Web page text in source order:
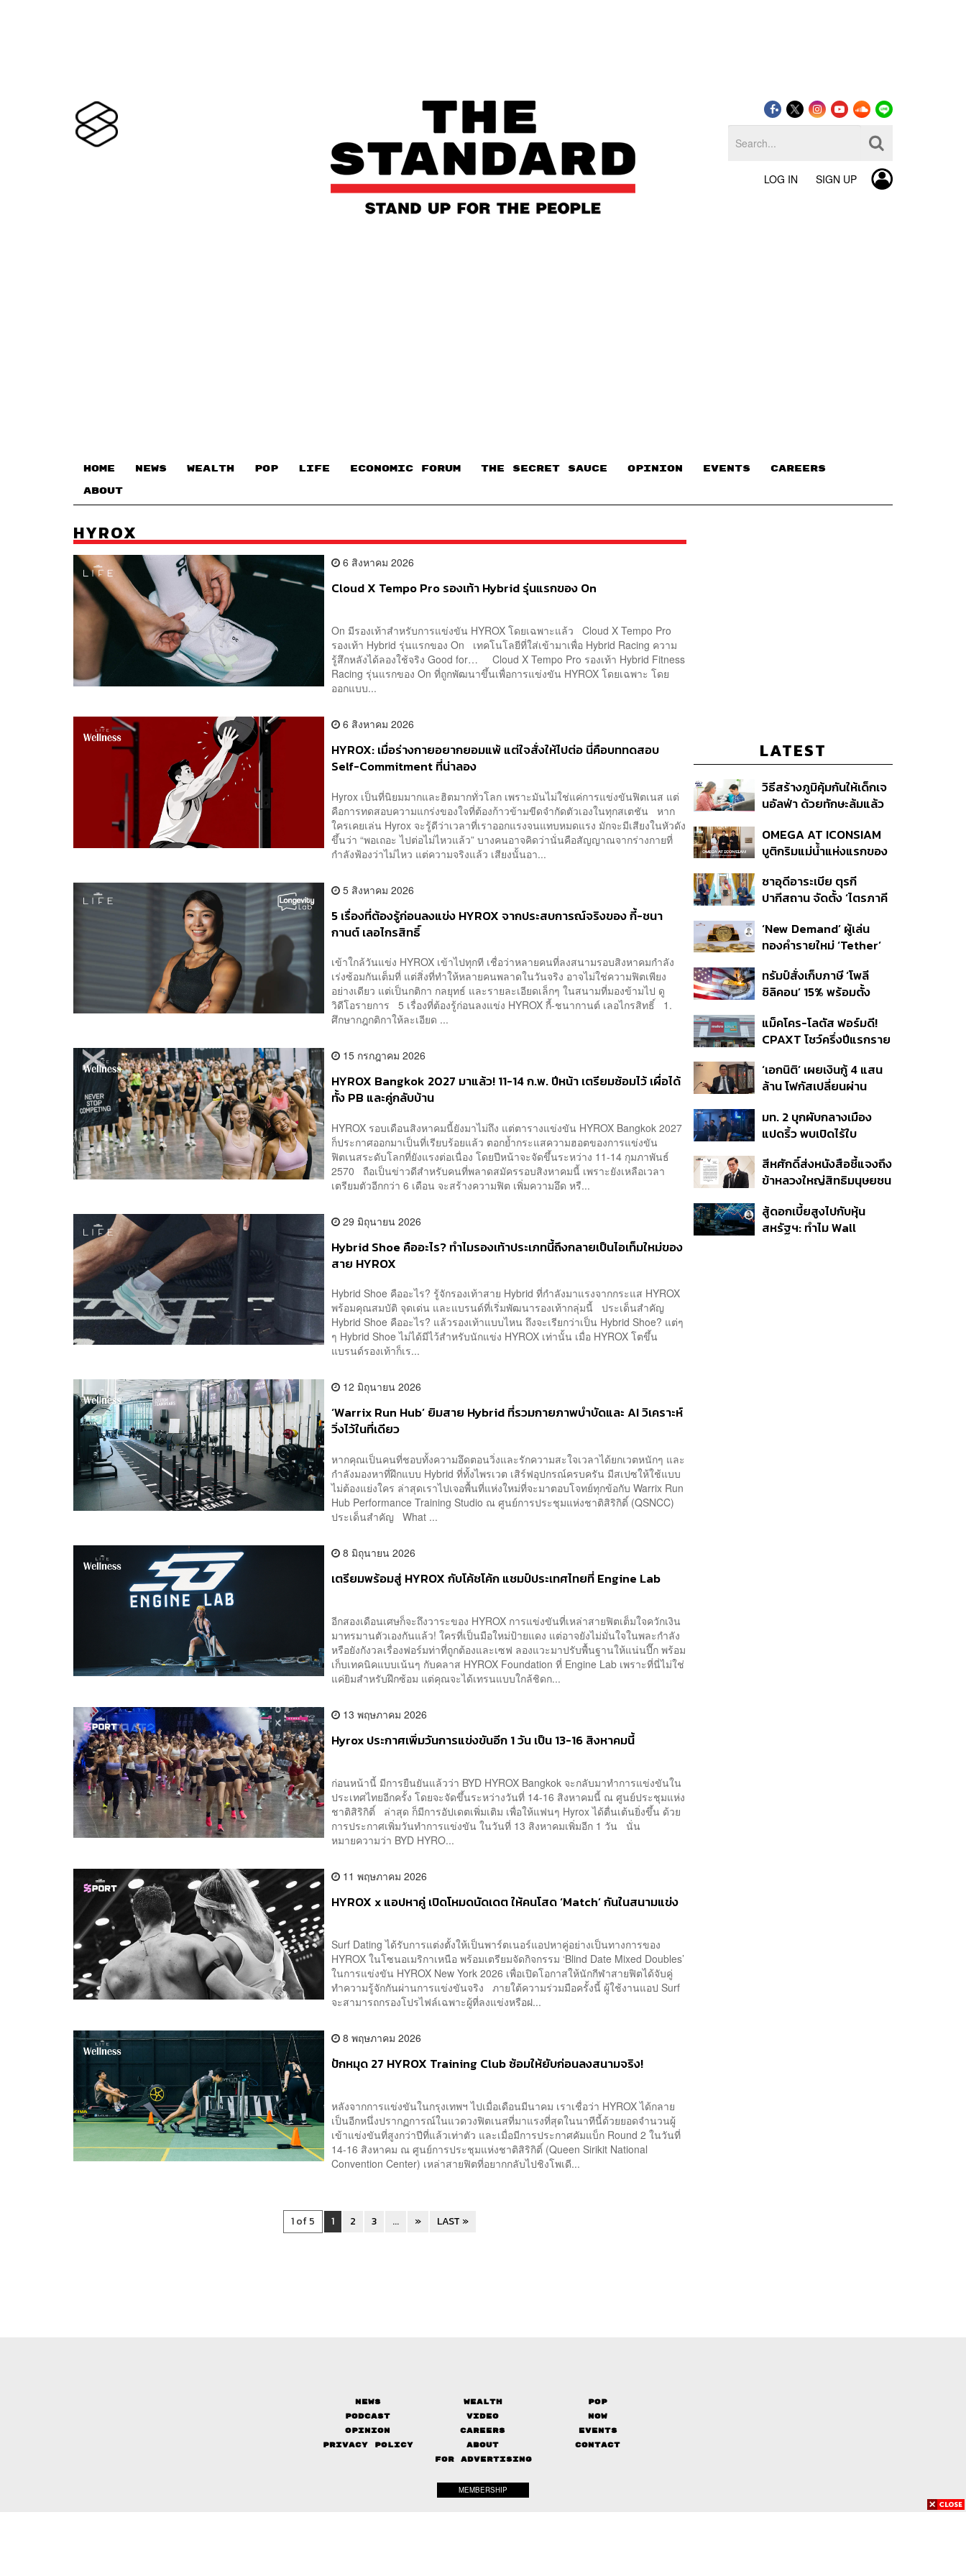
LOG IN SIGN UP
HOME NEWS WEALTH POP LIFE ECONOMIC FORUM THE SECRET SAUCE​ OPINION EVENTS CAREERS
ABOUT
HYROX
6 สิงหาคม 2026
Cloud X Tempo Pro รองเท้า Hybrid รุ่นแรกของ On
On มีรองเท้าสำหรับการแข่งขัน HYROX โดยเฉพาะแล้ว Cloud X Tempo Pro
รองเท้า Hybrid รุ่นแรกของ On เทคโนโลยีที่ใส่เข้ามาเพื่อ Hybrid Racing ความ
รู้สึกหลังได้ลองใช้จริง Good for… Cloud X Tempo Pro รองเท้า Hybrid Fitness
Racing รุ่นแรกของ On ที่ถูกพัฒนาขึ้นเพื่อการแข่งขัน HYROX โดยเฉพาะ โดย
ออกแบบ...
6 สิงหาคม 2026
HYROX: เมื่อร่างกายอยากยอมแพ้ แต่ใจสั่งให้ไปต่อ นี่คือบททดสอบ
Self-Commitment ที่น่าลอง
Hyrox เป็นที่นิยมมากและฮิตมากทั่วโลก เพราะมันไม่ใช่แค่การแข่งขันฟิตเนส แต่
คือการทดสอบความแกร่งของใจที่ต้องก้าวข้ามขีดจำกัดตัวเองในทุกสเตชัน หาก
ใครเคยเล่น Hyrox จะรู้ดีว่าเวลาที่เราออกแรงจนแทบหมดแรง มักจะมีเสียงในหัวดัง
ขึ้นว่า “พอเถอะ ไปต่อไม่ไหวแล้ว” บางคนอาจคิดว่านั่นคือสัญญาณจากร่างกายที่
กำลังฟ้องว่าไม่ไหว แต่ความจริงแล้ว เสียงนั้นอา...
5 สิงหาคม 2026
5 เรื่องที่ต้องรู้ก่อนลงแข่ง HYROX จากประสบการณ์จริงของ กี้-ชนา
กานต์ เลอไกรสิทธิ์
เข้าใกล้วันแข่ง HYROX เข้าไปทุกที เชื่อว่าหลายคนที่ลงสนามรอบสิงหาคมกำลัง
เร่งซ้อมกันเต็มที่ แต่สิ่งที่ทำให้หลายคนพลาดในวันจริง อาจไม่ใช่ความฟิตเพียง
อย่างเดียว แต่เป็นกติกา กลยุทธ์ และรายละเอียดเล็กๆ ในสนามที่มองข้ามไป ดู
วิดีโอรายการ 5 เรื่องที่ต้องรู้ก่อนลงแข่ง HYROX กี้-ชนากานต์ เลอไกรสิทธิ์ 1.
ศึกษากฎกติกาให้ละเอียด ...
15 กรกฎาคม 2026
HYROX Bangkok 2027 มาแล้ว! 11-14 ก.พ. ปีหน้า เตรียมซ้อมไว้ เผื่อได้
ทั้ง PB และคู่กลับบ้าน
HYROX รอบเดือนสิงหาคมนี้ยังมาไม่ถึง แต่ตารางแข่งขัน HYROX Bangkok 2027
ก็ประกาศออกมาเป็นที่เรียบร้อยแล้ว ตอกย้ำกระแสความฮอตของการแข่งขัน
ฟิตเนสระดับโลกที่ยังแรงต่อเนื่อง โดยปีหน้าจะจัดขึ้นระหว่าง 11-14 กุมภาพันธ์
2570 ถือเป็นข่าวดีสำหรับคนที่พลาดสมัครรอบสิงหาคมนี้ เพราะยังเหลือเวลา
เตรียมตัวอีกกว่า 6 เดือน จะสร้างความฟิต เพิ่มความอึด หรื...
29 มิถุนายน 2026
Hybrid Shoe คืออะไร? ทำไมรองเท้าประเภทนี้ถึงกลายเป็นไอเท็มใหม่ของ
สาย HYROX
Hybrid Shoe คืออะไร? รู้จักรองเท้าสาย Hybrid ที่กำลังมาแรงจากกระแส HYROX
พร้อมคุณสมบัติ จุดเด่น และแบรนด์ที่เริ่มพัฒนารองเท้ากลุ่มนี้ ประเด็นสำคัญ
Hybrid Shoe คืออะไร? แล้วรองเท้าแบบไหน ถึงจะเรียกว่าเป็น Hybrid Shoe? แต่ๆ
ๆ Hybrid Shoe ไม่ได้มีไว้สำหรับนักแข่ง HYROX เท่านั้น เมื่อ HYROX โตขึ้น
แบรนด์รองเท้าก็เร...
12 มิถุนายน 2026
‘Warrix Run Hub’ ยิมสาย Hybrid ที่รวมกายภาพบำบัดและ AI วิเคราะห์
วิ่งไว้ในที่เดียว
หากคุณเป็นคนที่ชอบทั้งความอึดตอนวิ่งและรักความสะใจเวลาได้ยกเวตหนักๆ และ
กำลังมองหาที่ฝึกแบบ Hybrid ที่ทั้งไพรเวต เสิร์ฟอุปกรณ์ครบครัน มีสเปซให้ใช้แบบ
ไม่ต้องแย่งใคร ล่าสุดเราไปเจอพื้นที่แห่งใหม่ที่จะมาตอบโจทย์ทุกข้อกับ Warrix Run
Hub Performance Training Studio ณ ศูนย์การประชุมแห่งชาติสิริกิติ์ (QSNCC)
ประเด็นสำคัญ What ...
8 มิถุนายน 2026
เตรียมพร้อมสู่ HYROX กับโค้ชโค้ก แชมป์ประเทศไทยที่ Engine Lab
อีกสองเดือนเศษก็จะถึงวาระของ HYROX การแข่งขันที่เหล่าสายฟิตเต็มใจควักเงิน
มาทรมานตัวเองกันแล้ว! ใครที่เป็นมือใหม่ป้ายแดง แต่อาจยังไม่มั่นใจในพละกำลัง
หรือยังกังวลเรื่องฟอร์มท่าที่ถูกต้องและเซฟ ลองแวะมาปรับพื้นฐานให้แน่นปึ๊ก พร้อม
เก็บเทคนิคแบบเน้นๆ กับคลาส HYROX Foundation ที่ Engine Lab เพราะที่นี่ไม่ใช่
แค่ยิมสำหรับฝึกซ้อม แต่คุณจะได้เทรนแบบใกล้ชิดก...
13 พฤษภาคม 2026
Hyrox ประกาศเพิ่มวันการแข่งขันอีก 1 วัน เป็น 13-16 สิงหาคมนี้
ก่อนหน้านี้ มีการยืนยันแล้วว่า BYD HYROX Bangkok จะกลับมาทำการแข่งขันใน
ประเทศไทยอีกครั้ง โดยจะจัดขึ้นระหว่างวันที่ 14-16 สิงหาคมนี้ ณ ศูนย์ประชุมแห่ง
ชาติสิริกิติ์ ล่าสุด ก็มีการอัปเดตเพิ่มเติม เพื่อให้แฟนๆ Hyrox ได้ตื่นเต้นยิ่งขึ้น ด้วย
การประกาศเพิ่มวันทำการแข่งขัน ในวันที่ 13 สิงหาคมเพิ่มอีก 1 วัน นั่น
หมายความว่า BYD HYRO...
11 พฤษภาคม 2026
HYROX x แอปหาคู่ เปิดโหมดนัดเดต ให้คนโสด ‘Match’ กันในสนามแข่ง
Surf Dating ได้รับการแต่งตั้งให้เป็นพาร์ตเนอร์แอปหาคู่อย่างเป็นทางการของ
HYROX ในโซนอเมริกาเหนือ พร้อมเตรียมจัดกิจกรรม ‘Blind Date Mixed Doubles’
ในการแข่งขัน HYROX New York 2026 เพื่อเปิดโอกาสให้นักกีฬาสายฟิตได้จับคู่
ทำความรู้จักกันผ่านการแข่งขันจริง ภายใต้ความร่วมมือครั้งนี้ ผู้ใช้งานแอป Surf
จะสามารถกรองโปรไฟล์เฉพาะผู้ที่ลงแข่งหรือฝ...
8 พฤษภาคม 2026
ปักหมุด 27 HYROX Training Club ซ้อมให้ยับก่อนลงสนามจริง!
หลังจากการแข่งขันในกรุงเทพฯ ไปเมื่อเดือนมีนาคม เราเชื่อว่า HYROX ได้กลาย
เป็นอีกหนึ่งปรากฏการณ์ในแวดวงฟิตเนสที่มาแรงที่สุดในนาทีนี้ด้วยยอดจำนวนผู้
เข้าแข่งขันที่สูงกว่าปีที่แล้วเท่าตัว และเมื่อมีการประกาศคัมแบ็ก Round 2 ในวันที่
14-16 สิงหาคม ณ ศูนย์การประชุมแห่งชาติสิริกิติ์ (Queen Sirikit National
Convention Center) เหล่าสายฟิตที่อยากกลับไปชิงโพเดี...
1 of 5 1 2 3 ... » LAST »
LATEST
วิธีสร้างภูมิคุ้มกันให้เด็กเจ
นอัลฟ่า ด้วยทักษะล้มแล้ว
OMEGA AT ICONSIAM
บูติกริมแม่น้ำแห่งแรกของ
ซาอุดีอาระเบีย ตุรกี
ปากีสถาน จัดตั้ง ‘ไตรภาคี
สำคัญอย่างไร
‘New Demand’ ผู้เล่น
ทองคำรายใหม่ ‘Tether’
ทรัมป์สั่งเก็บภาษี ‘โพลี
ซิลิคอน’ 15% พร้อมตั้ง
แม็คโคร-โลตัส ฟอร์มดี!
CPAXT โชว์ครึ่งปีแรกราย
ปรับโฉมสาขาใหม่ดันพื้นที่
เช่าโต
‘เอกนิติ’ เผยเงินกู้ 4 แสน
ล้าน โฟกัสเปลี่ยนผ่าน
พลัส’ เฟส 2 รอประเมิน
ความเหมาะสม
มท. 2 บุกผับกลางเมือง
แปดริ้ว พบเปิดไร้ใบ
ใช้บริการ ฉี่ม่วง 32 ราย
จ่อปิด 5 ปี
สีหศักดิ์ส่งหนังสือชี้แจงถึง
ข้าหลวงใหญ่สิทธิมนุษยชน
เคลื่อน-ไม่เป็นธรรม’
สู้ดอกเบี้ยสูงไปกับหุ้น
สหรัฐฯ: ทำไม Wall
News Wealth
Pop
Podcast
Video
Now
Opinion
Careers
Events
Privacy Policy
About
Contact
FOR ADVERTISING
MEMBERSHIP